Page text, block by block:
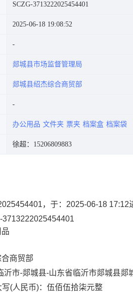
SCZG-3713222025454401
2025-06-18 19:08:52
郯城县市场监督管理局
郯城县绍杰综合商贸部
办公用品 文件夹 票夹 档案盒 档案袋
徐超：15206809883
，于：2025-06-18
商贸部
沂市-郯城县-山东省临沂市郯城县郯
(人民币)：伍佰伍拾柒元整